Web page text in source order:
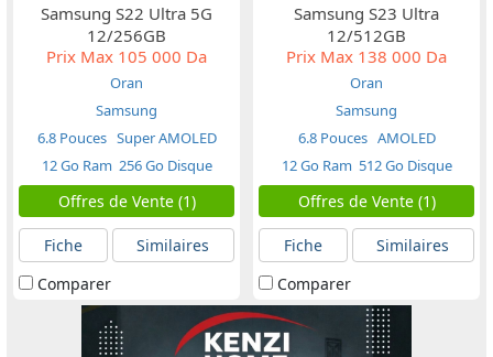
Samsung S22 Ultra 5G
12/256GB
Prix Max 105 000 Da
Oran
Samsung
6.8 Pouces Super AMOLED
12 Go Ram 256 Go Disque
Offres de Vente (1)
Fiche
Similaires
Comparer
Samsung S23 Ultra
12/512GB
Prix Max 138 000 Da
Oran
Samsung
6.8 Pouces AMOLED
12 Go Ram 512 Go Disque
Offres de Vente (1)
Fiche
Similaires
Comparer